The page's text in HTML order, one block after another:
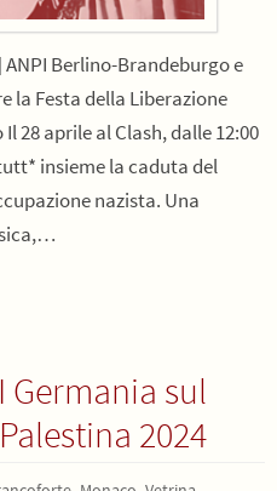
Berlino-Brandeburgo e
la Festa della Liberazione
28 aprile al Clash, dalle 12:00
insieme la caduta del
nazista. Una
Germania sul
2024